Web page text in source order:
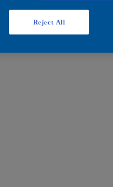
Reject All